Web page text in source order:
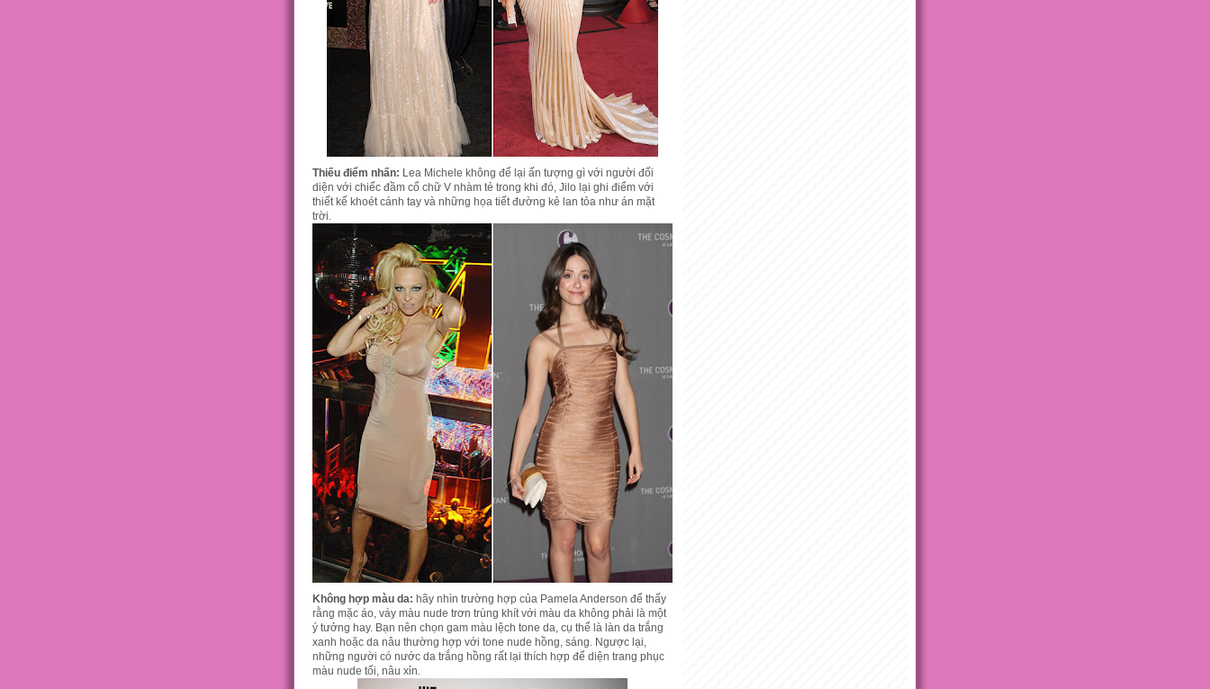
Thiếu điểm nhấn: Lea Michele không để lại ấn tượng gì với người đối
diện với chiếc đầm cổ chữ V nhàm tẻ trong khi đó, Jilo lại ghi điểm với
thiết kế khoét cánh tay và những họa tiết đường kẻ lan tỏa như án mặt
trời.
Không hợp màu da: hãy nhìn trường hợp của Pamela Anderson để thấy
rằng mặc áo, váy màu nude trơn trùng khít với màu da không phải là một
ý tưởng hay. Bạn nên chọn gam màu lệch tone da, cụ thể là làn da trắng
xanh hoặc da nâu thường hợp với tone nude hồng, sáng. Ngược lại,
những người có nước da trắng hồng rất lại thích hợp để diện trang phục
màu nude tối, nâu xỉn.